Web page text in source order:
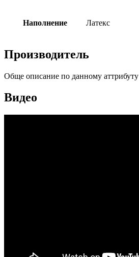
Наполнение Латекс
Производитель
Обще описание по данному аттрибуту
Видео